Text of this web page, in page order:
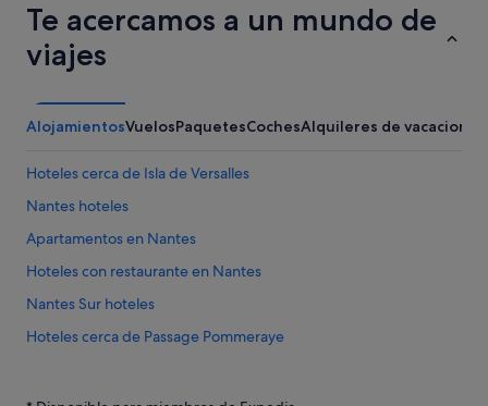
Te acercamos a un mundo de
viajes
AlojamientosVuelosPaquetesCochesAlquileres de vacaciones
Hoteles cerca de Isla de Versalles
Nantes hoteles
Apartamentos en Nantes
Hoteles con restaurante en Nantes
Nantes Sur hoteles
Hoteles cerca de Passage Pommeraye
Albergues en Nantes